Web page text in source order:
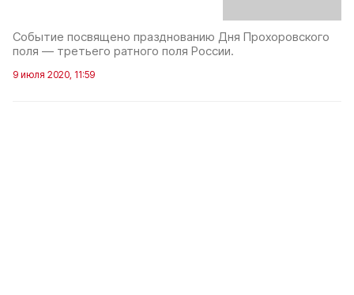
Событие посвящено празднованию Дня Прохоровского
поля — третьего ратного поля России.
9 июля 2020, 11:59